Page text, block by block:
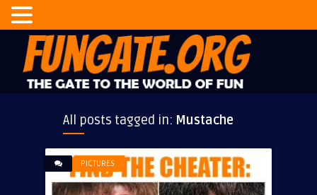
All posts tagged in: Mustache
PICTURES